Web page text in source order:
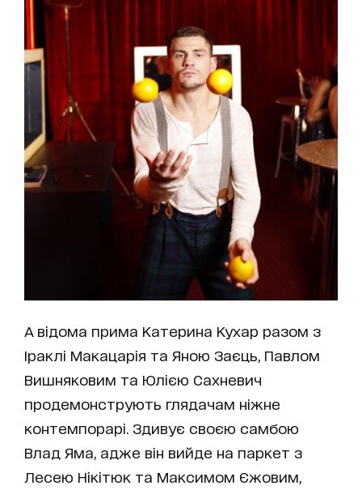
А відома прима Катерина Кухар разом з
Іраклі Макацарія та Яною Заєць, Павлом
Вишняковим та Юлією Сахневич
продемонструють глядачам ніжне
контемпорарі. Здивує своєю самбою
Влад Яма, адже він вийде на паркет з
Лесею Нікітюк та Максимом Єжовим,